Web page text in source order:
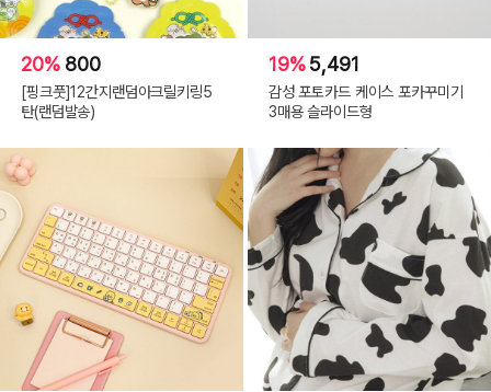
20% 800
[핑크풋]12간지랜덤아크릴키링5
탄(랜덤발송)
19%5,491
감성 포토카드 케이스 포카꾸미기
3매용 슬라이드형